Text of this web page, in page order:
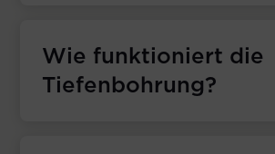
Wie funktioniert die
Tiefenbohrung?